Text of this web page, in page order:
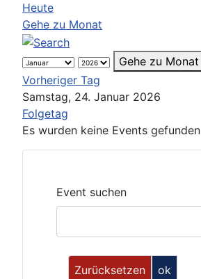
Heute
Gehe zu Monat
Gehe zu Monat
Vorheriger Tag
Samstag, 24. Januar 2026
Folgetag
Es wurden keine Events gefunden
Event suchen